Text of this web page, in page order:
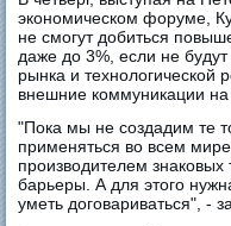
экономическом форуме,
не смогут добиться
даже до 3%, если не
рынка и технологической
внешние коммуникации
"Пока мы не создадим те
применяться во всем
производителем
барьеры. А для этого
уметь договариваться", -